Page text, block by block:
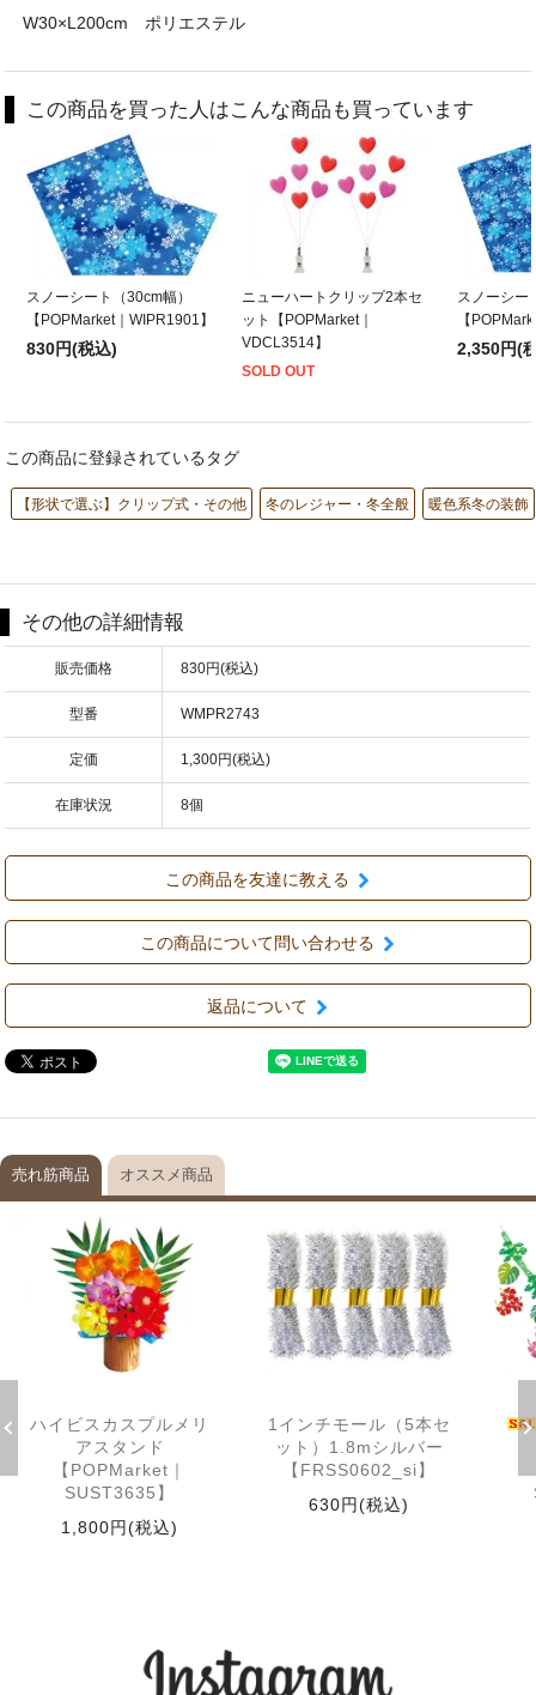
W30×L200cm ポリエステル
この商品を買った人はこんな商品も買っています
スノーシート（30cm幅）
【POPMarket｜WIPR1901】
830円(税込)
ニューハートクリップ2本セ
ット【POPMarket｜
VDCL3514】
SOLD OUT
スノーシー
【
2,350円(
この商品に登録されているタグ
【形状で選ぶ】クリップ式・その他 冬のレジャー・冬全般 暖色系冬の装飾
その他の詳細情報
販売価格 830円(税込)
型番 WMPR2743
定価 1,300円(税込)
在庫状況 8個
この商品を友達に教える
この商品について問い合わせる
返品について
売れ筋商品 オススメ商品
ハイビスカスプルメリ
アスタンド
【POPMarket｜
SUST3635】
1,800円(税込)
1インチモール（5本セ
ット）1.8mシルバー
【FRSS0602_si】
630円(税込)